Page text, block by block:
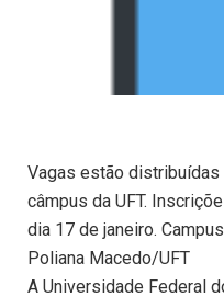
Vagas estão
câmpus da UFT.
dia 17 de janeiro.
Poliana Macedo/UFT
A Universidade Federal